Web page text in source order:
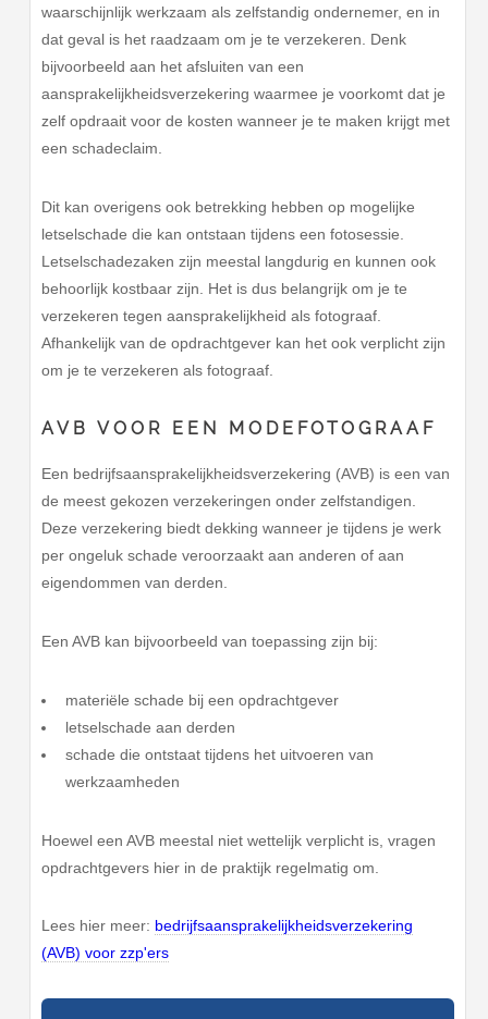
waarschijnlijk werkzaam als zelfstandig ondernemer, en in
dat geval is het raadzaam om je te verzekeren. Denk
bijvoorbeeld aan het afsluiten van een
aansprakelijkheidsverzekering waarmee je voorkomt dat je
zelf opdraait voor de kosten wanneer je te maken krijgt met
een schadeclaim.
Dit kan overigens ook betrekking hebben op mogelijke
letselschade die kan ontstaan tijdens een fotosessie.
Letselschadezaken zijn meestal langdurig en kunnen ook
behoorlijk kostbaar zijn. Het is dus belangrijk om je te
verzekeren tegen aansprakelijkheid als fotograaf.
Afhankelijk van de opdrachtgever kan het ook verplicht zijn
om je te verzekeren als fotograaf.
AVB VOOR EEN MODEFOTOGRAAF
Een bedrijfsaansprakelijkheidsverzekering (AVB) is een van
de meest gekozen verzekeringen onder zelfstandigen.
Deze verzekering biedt dekking wanneer je tijdens je werk
per ongeluk schade veroorzaakt aan anderen of aan
eigendommen van derden.
Een AVB kan bijvoorbeeld van toepassing zijn bij:
materiële schade bij een opdrachtgever
letselschade aan derden
schade die ontstaat tijdens het uitvoeren van
werkzaamheden
Hoewel een AVB meestal niet wettelijk verplicht is, vragen
opdrachtgevers hier in de praktijk regelmatig om.
Lees hier meer: bedrijfsaansprakelijkheidsverzekering
(AVB) voor zzp'ers